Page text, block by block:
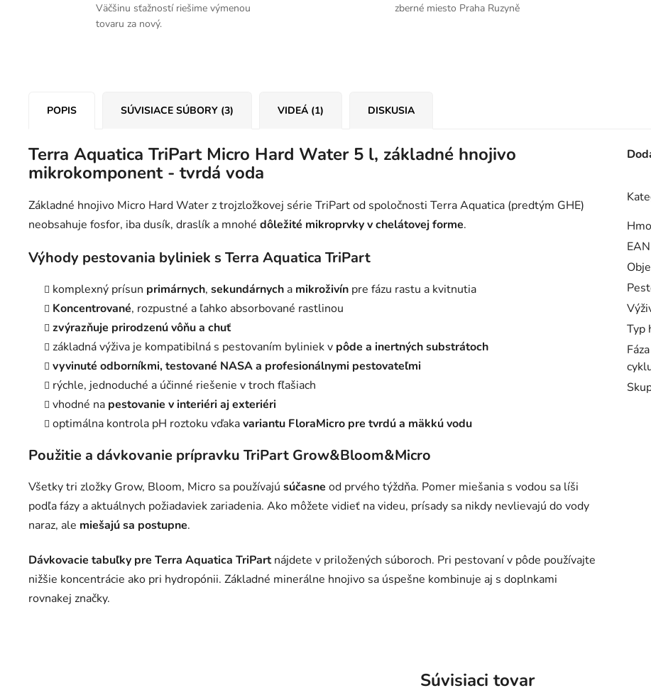
Väčšinu sťažností riešime výmenou
tovaru za nový.
zberné miesto Praha Ruzyně
POPIS SÚVISIACE SÚBORY (3) VIDEÁ (1) DISKUSIA
Terra Aquatica TriPart Micro Hard Water 5 l, základné hnojivo
mikrokomponent - tvrdá voda
Základné hnojivo Micro Hard Water z trojzložkovej série TriPart od spoločnosti Terra Aquatica (predtým GHE)
neobsahuje fosfor, iba dusík, draslík a mnohé dôležité mikroprvky v chelátovej forme.
Výhody pestovania byliniek s Terra Aquatica TriPart
komplexný prísun primárnych, sekundárnych a mikroživín pre fázu rastu a kvitnutia
Koncentrované, rozpustné a ľahko absorbované rastlinou
zvýrazňuje prirodzenú vôňu a chuť
základná výživa je kompatibilná s pestovaním byliniek v pôde a inertných substrátoch
vyvinuté odborníkmi, testované NASA a profesionálnymi pestovateľmi
rýchle, jednoduché a účinné riešenie v troch fľašiach
vhodné na pestovanie v interiéri aj exteriéri
optimálna kontrola pH roztoku vďakavariantu FloraMicro pre tvrdú a mäkkú vodu
Použitie a dávkovanie prípravku TriPart Grow&Bloom&Micro
Všetky tri zložky Grow, Bloom, Micro sa používajú súčasne od prvého týždňa. Pomer miešania s vodou sa líši
podľa fázy a aktuálnych požiadaviek zariadenia. Ako môžete vidieť na videu, prísady sa nikdy nevlievajú do vody
naraz, ale miešajú sa postupne.
Dávkovacie tabuľky pre Terra Aquatica TriPartnájdete v priložených súboroch. Pri pestovaní v pôde používajte
nižšie koncentrácie ako pri hydropónii. Základné minerálne hnojivo sa úspešne kombinuje aj s doplnkami
rovnakej značky.
EAN
Typ
Súvisiaci tovar